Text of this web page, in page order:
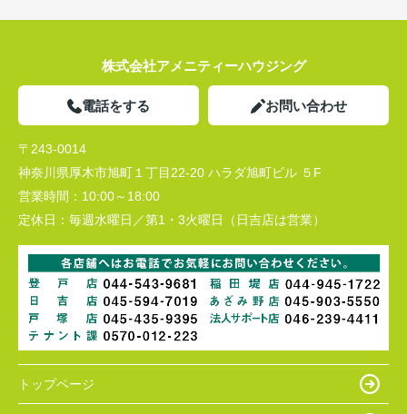
株式会社アメニティーハウジング
電話をする お問い合わせ
〒243-0014
神奈川県厚木市旭町１丁目22-20 ハラダ旭町ビル ５F
営業時間： 10:00～18:00
定休日： 毎週水曜日／第1・3火曜日（日吉店は営業）
トップページ